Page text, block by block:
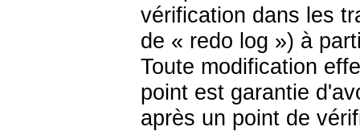
vérification dans les
de « redo log ») à
Toute modification
point est garantie
après un point de